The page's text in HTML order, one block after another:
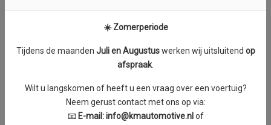
Aantal cilinders
Vermogen
90 kW / 122 PK
Topsnelheid
170 km/h
☀️ Zomerperiode
Tijdens de maanden Juli en Augustuswerken wij uitsluitend op
afspraak.
Wilt u langskomen of heeft u een vraag over een voertuig?
Neem gerust contact met ons op via:
📧 E-mail:info@kmautomotive.nlof